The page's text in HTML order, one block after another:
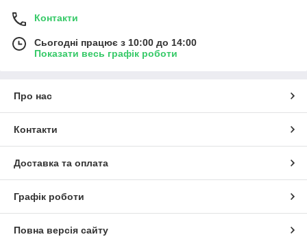
Контакти
Сьогодні працює з 10:00 до 14:00
Показати весь графік роботи
Про нас
Контакти
Доставка та оплата
Графік роботи
Повна версія сайту